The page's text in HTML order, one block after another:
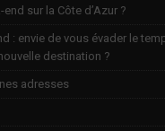
sur la Côte d’Azur ?
: envie de vous évader le
destination ?
adresses